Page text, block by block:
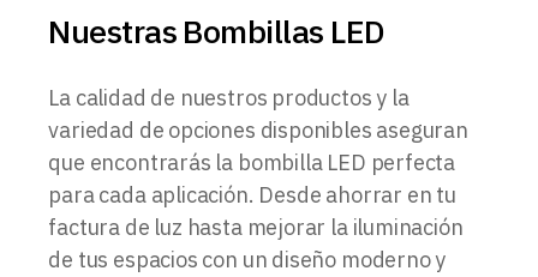
Nuestras Bombillas LED
La calidad de nuestros productos y la
variedad de opciones disponibles aseguran
que encontrarás la bombilla LED perfecta
para cada aplicación. Desde ahorrar en tu
factura de luz hasta mejorar la iluminación
de tus espacios con un diseño moderno y